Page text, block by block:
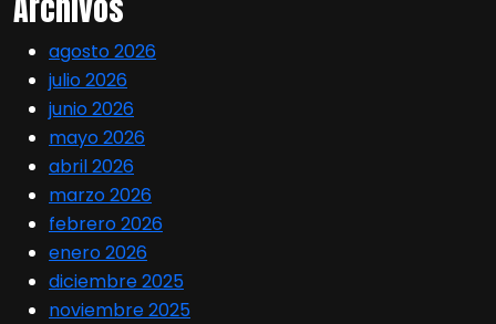
agosto 2026
julio 2026
junio 2026
mayo 2026
abril 2026
marzo 2026
febrero 2026
enero 2026
diciembre 2025
noviembre 2025